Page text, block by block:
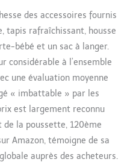
pour
face à l'extérieur
l'intérieur à votre
vous permettant
sans effort
et face aux
en fonction de
selon vos
et gardez un
votre bébé. Deux
de couverture
des accessoires fournis
tapis rafraîchissant, housse
bébé et un sac à langer.
considérable à l’ensemble
une évaluation moyenne
« imbattable » par les
est largement reconnu
la poussette, 120ème
Amazon, témoigne de sa
auprès des acheteurs.